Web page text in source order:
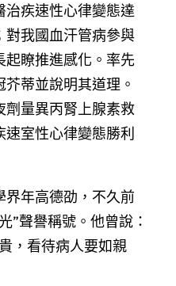
治疾速性心律變態達
對我國血汗管病參與
起瞭推進感化。率先
蒂並說明其道理。
劑量異丙腎上腺素救
室性心律變態勝利
界年高德劭，不久前
”聲譽稱號。他曾說：
，看待病人要如親